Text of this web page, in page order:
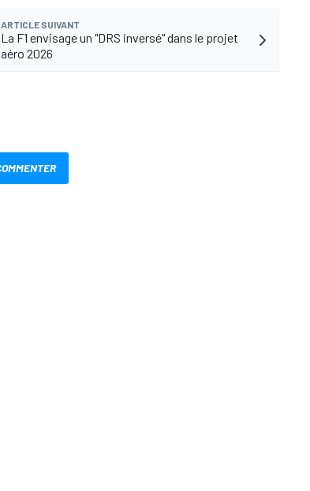
ARTICLE SUIVANT
La F1 envisage un "DRS inversé" dans le projet
aéro 2026